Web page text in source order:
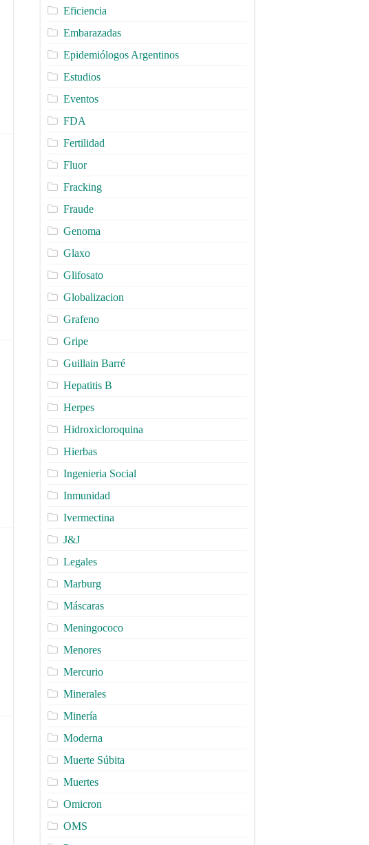
Eficiencia
Embarazadas
Epidemiólogos Argentinos
Estudios
Eventos
FDA
Fertilidad
Fluor
Fracking
Fraude
Genoma
Glaxo
Glifosato
Globalizacion
Grafeno
Gripe
Guillain Barré
Hepatitis B
Herpes
Hidroxicloroquina
Hierbas
Ingenieria Social
Inmunidad
Ivermectina
J&J
Legales
Marburg
Máscaras
Meningococo
Menores
Mercurio
Minerales
Minería
Moderna
Muerte Súbita
Muertes
Omicron
OMS